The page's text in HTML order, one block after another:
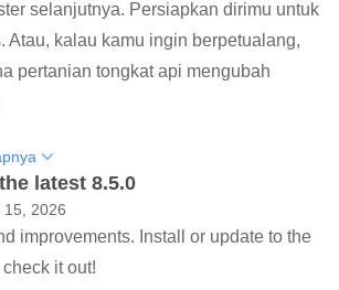
selanjutnya. Persiapkan dirimu untuk
Atau, kalau kamu ingin berpetualang,
pertanian tongkat api mengubah
homeschooling, kepala sekolah,
belajar lagi setelah 20 tahun, maupun
mencoba mempelajari biologi bumi —
Academy tersedia untukmu, gratis.
latest 8.5.0
15, 2026
improvements. Install or update to the
it out!